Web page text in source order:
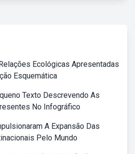
Ecológicas Apresentadas
Esquemática
Texto Descrevendo As
No Infográfico
A Expansão Das
Pelo Mundo